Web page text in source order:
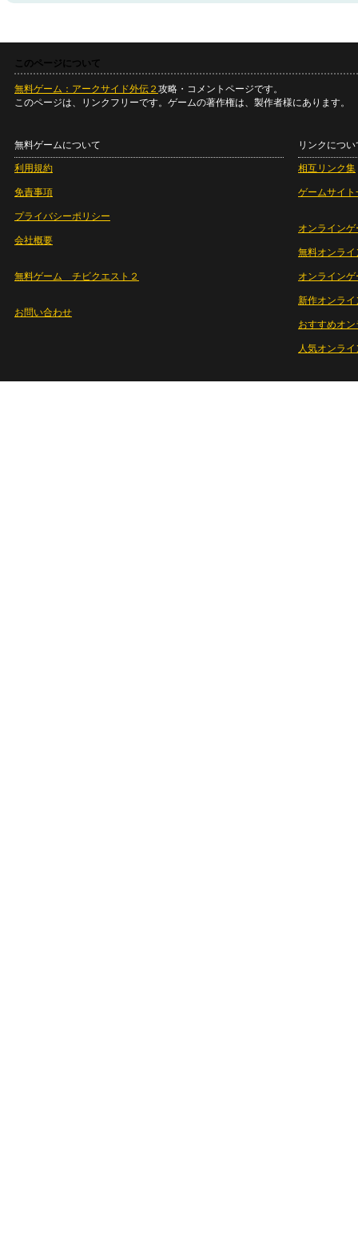
このページについて
無料ゲーム：アークサイド外伝２ 攻略・コメントページです。
このページは、リンクフリーです。ゲームの著作権は、製作者様にあります。
無料ゲームについて
利用規約
免責事項
プライバシーポリシー
会社概要
無料ゲーム チビクエスト２
お問い合わせ
リンクについ
相互リンク集
ゲームサイト
オンラインゲ
無料オンライ
オンライン
新作オンライ
おすすめオ
人気オンラ